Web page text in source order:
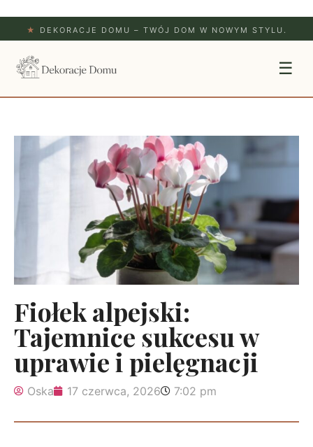
★ DEKORACJE DOMU – TWÓJ DOM W NOWYM STYLU.
☰
Fiołek alpejski:
Tajemnice sukcesu w
uprawie i pielęgnacji
Oska 17 czerwca, 2026 7:02 pm